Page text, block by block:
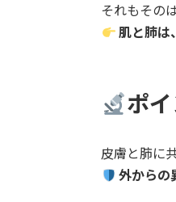
それもそのは
肌と肺は
ポ
皮膚と肺に
外からの